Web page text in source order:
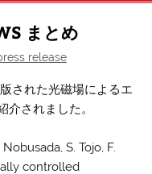
まとめ
release
された光磁場によるエ
介されました。
S. Tojo, F.
controlled